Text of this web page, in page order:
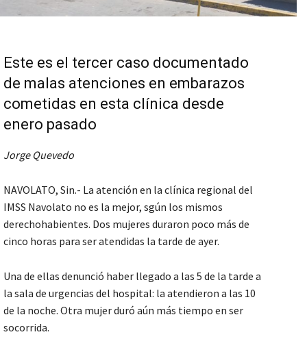
Este es el tercer caso documentado
de malas atenciones en embarazos
cometidas en esta clínica desde
enero pasado
Jorge Quevedo
NAVOLATO, Sin.- La atención en la clínica regional del
IMSS Navolato no es la mejor, sgún los mismos
derechohabientes. Dos mujeres duraron poco más de
cinco horas para ser atendidas la tarde de ayer.
Una de ellas denunció haber llegado a las 5 de la tarde a
la sala de urgencias del hospital: la atendieron a las 10
de la noche. Otra mujer duró aún más tiempo en ser
socorrida.